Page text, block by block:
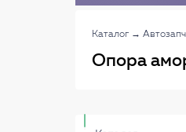
Каталог →
Опора